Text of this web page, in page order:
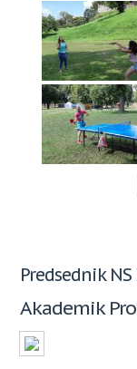
Predsednik
Akademik